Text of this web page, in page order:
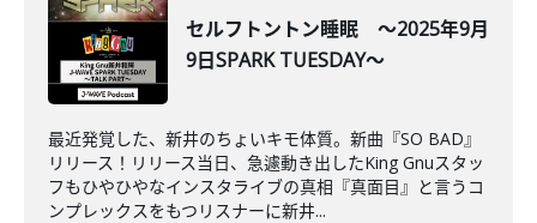
セルフトントン睡眠 ～2025年9月
9日SPARK TUESDAY～
最近発覚した、新井のちょいキモ体質。新曲『SO BAD』
リリース！リリース当日、急遽動き出したKing Gnuスタッ
フもひやひやなインスタライブの真相『真面目』と言うコ
ンプレックスをもつリスナーに新井...